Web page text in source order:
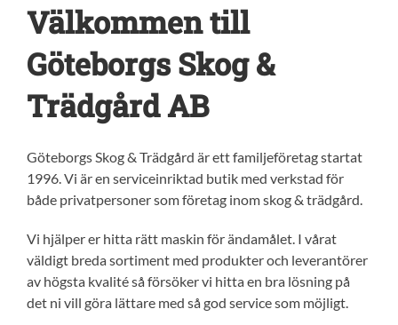
Välkommen till
Göteborgs Skog &
Trädgård AB
Göteborgs Skog & Trädgård är ett familjeföretag startat
1996. Vi är en serviceinriktad butik med verkstad för
både privatpersoner som företag inom skog & trädgård.
Vi hjälper er hitta rätt maskin för ändamålet. I vårat
väldigt breda sortiment med produkter och leverantörer
av högsta kvalité så försöker vi hitta en bra lösning på
det ni vill göra lättare med så god service som möjligt.